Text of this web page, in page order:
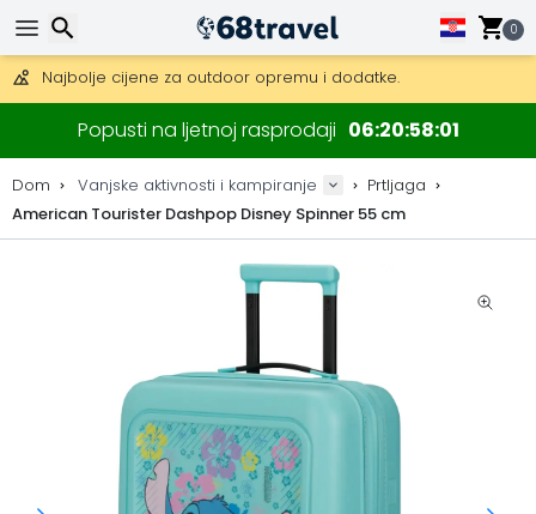
0
Besplatna dostava za narudžbe iznad 149 €.
Mogućnost slanja DHL Expressom (dostava unutar 24 sata)
30 dana za povrat, 90 dana za drvene karte i dekoracije.
Najbolje cijene za outdoor opremu i dodatke.
Popusti na ljetnoj rasprodaji 06205800
Dom Vanjske aktivnosti i kampiranje
Prtljaga
American Tourister Dashpop Disney Spinner 55 cm
Traži
Traži